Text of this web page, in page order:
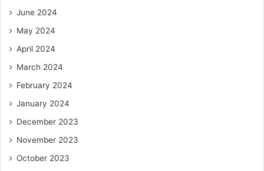
June 2024
May 2024
April 2024
March 2024
February 2024
January 2024
December 2023
November 2023
October 2023